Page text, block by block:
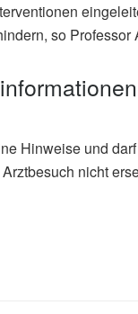
so Professor
Hinweise und
nicht